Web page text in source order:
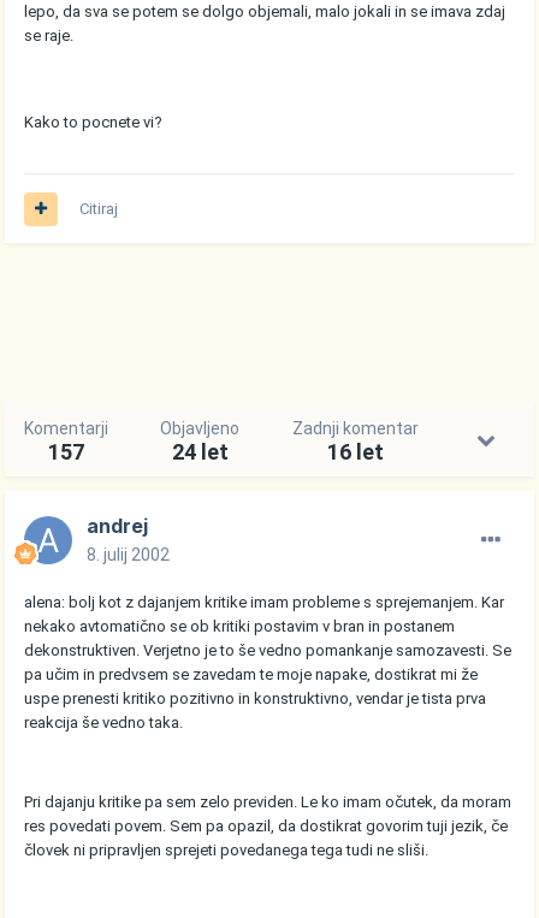
lepo, da sva se potem se dolgo objemali, malo jokali in se imava zdaj
se raje.
Kako to pocnete vi?
Citiraj
Komentarji
157
Objavljeno
24 let
Zadnji komentar
16 let
andrej
8. julij 2002
alena: bolj kot z dajanjem kritike imam probleme s sprejemanjem. Kar
nekako avtomatično se ob kritiki postavim v bran in postanem
dekonstruktiven. Verjetno je to še vedno pomankanje samozavesti. Se
pa učim in predvsem se zavedam te moje napake, dostikrat mi že
uspe prenesti kritiko pozitivno in konstruktivno, vendar je tista prva
reakcija še vedno taka.
Pri dajanju kritike pa sem zelo previden. Le ko imam očutek, da moram
res povedati povem. Sem pa opazil, da dostikrat govorim tuji jezik, če
človek ni pripravljen sprejeti povedanega tega tudi ne sliši.